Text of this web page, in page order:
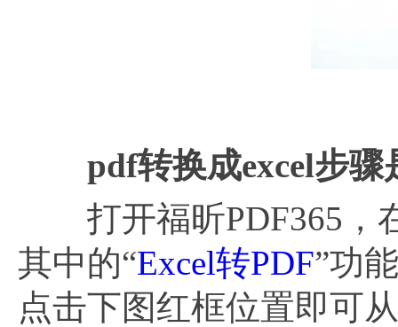
pdf转换成excel步骤
打开福昕PDF365，在
其中的“Excel转PDF”功
点击下图红框位置即可